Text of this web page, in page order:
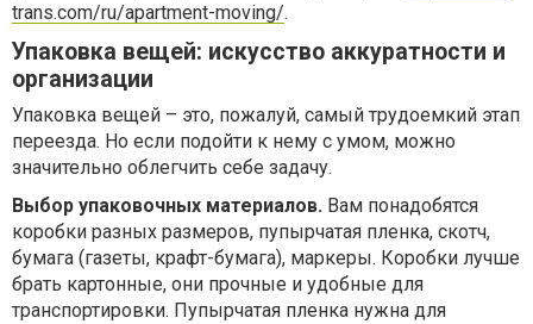
trans.com/ru/apartment-moving/.
Упаковка вещей: искусство аккуратности и
организации
Упаковка вещей – это, пожалуй, самый трудоемкий этап
переезда. Но если подойти к нему с умом, можно
значительно облегчить себе задачу.
Выбор упаковочных материалов. Вам понадобятся
коробки разных размеров, пупырчатая пленка, скотч,
бумага (газеты, крафт-бумага), маркеры. Коробки лучше
брать картонные, они прочные и удобные для
транспортировки. Пупырчатая пленка нужна для